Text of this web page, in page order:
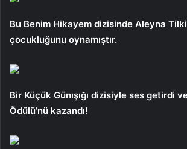
Bu Benim Hikayem dizisinde Aleyna
çocukluğunu oynamıştır.
Bir Küçük Günışığı dizisiyle ses getirdi
Ödülü’nü kazandı!